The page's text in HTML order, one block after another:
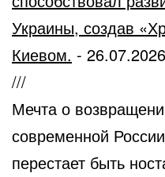
Украины, создав
Киевом. - 26.07.2026
///
Мечта о
современной
перестает быть